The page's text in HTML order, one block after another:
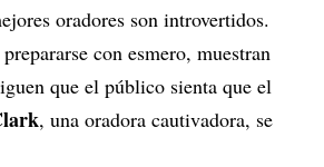
oradores son introvertidos.
con esmero, muestran
que el público sienta que el
, una oradora cautivadora, se